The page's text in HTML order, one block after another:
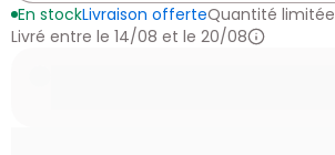
En stockLivraison offerteQuantité limitée
Livré entre le 14/08 et le 20/08